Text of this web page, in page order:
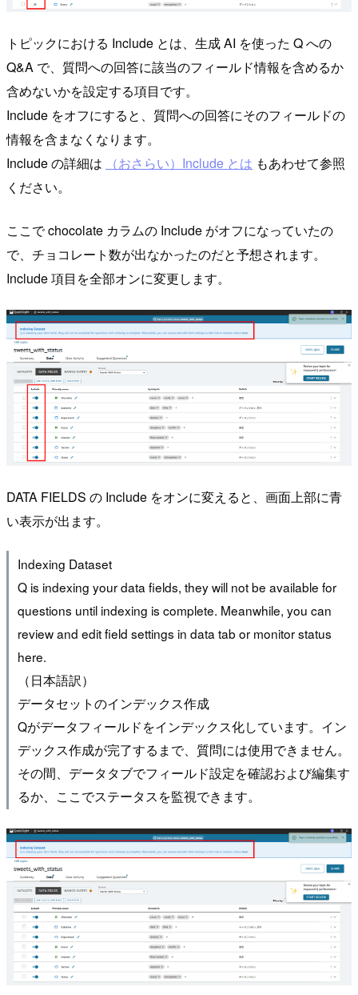
トピックにおける Include とは、生成 AI を使った Q への
Q&A で、質問への回答に該当のフィールド情報を含めるか
含めないかを設定する項目です。
Include をオフにすると、質問への回答にそのフィールドの
情報を含まなくなります。
Include の詳細は
（おさらい）Include とは もあわせて参照
ください。
ここで chocolate カラムの Include がオフになっていたの
で、チョコレート数が出なかったのだと予想されます。
Include 項目を全部オンに変更します。
DATA FIELDS の Include をオンに変えると、画面上部に青
い表示が出ます。
Indexing Dataset
Q is indexing your data fields, they will not be available for
questions until indexing is complete. Meanwhile, you can
review and edit field settings in data tab or monitor status
here.
（日本語訳）
データセットのインデックス作成
Qがデータフィールドをインデックス化しています。イン
デックス作成が完了するまで、質問には使用できません。
その間、データタブでフィールド設定を確認および編集す
るか、ここでステータスを監視できます。